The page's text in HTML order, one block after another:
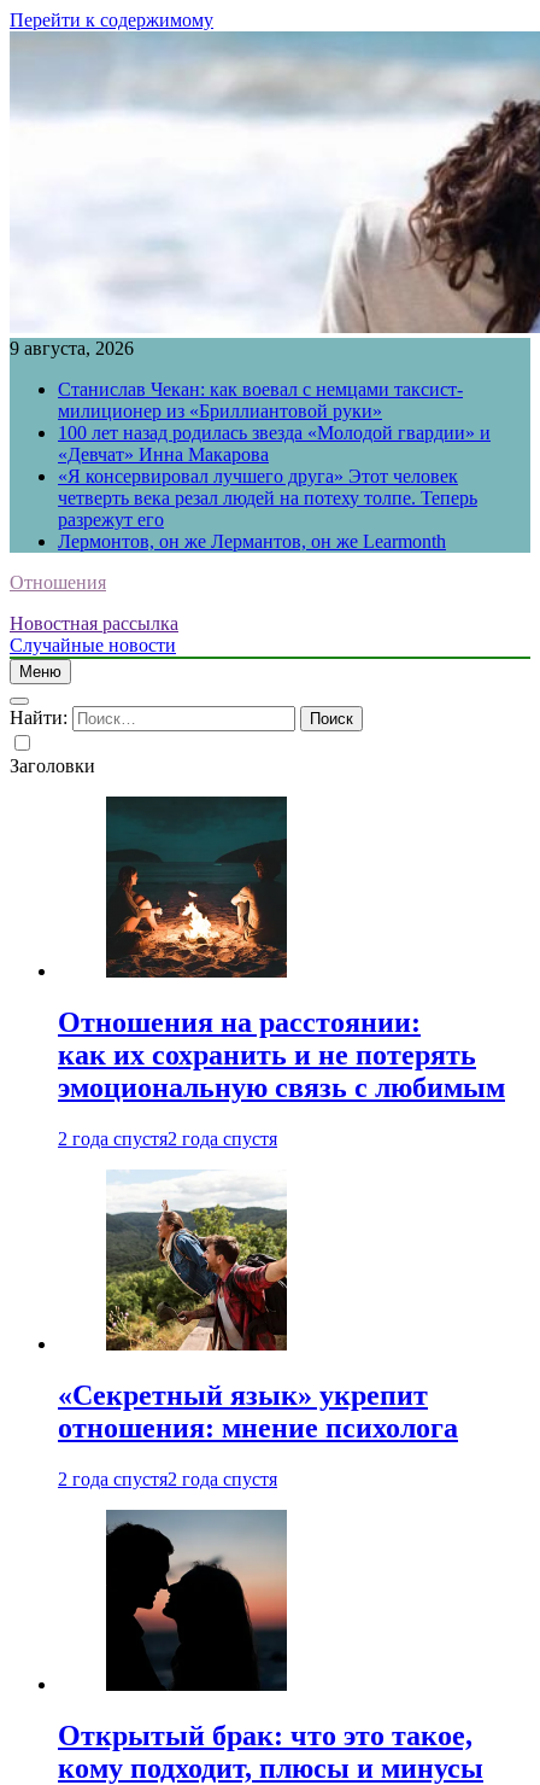
Перейти к содержимому
9 августа, 2026
Станислав Чекан: как воевал с немцами таксист-
милиционер из «Бриллиантовой руки»
100 лет назад родилась звезда «Молодой гвардии» и
«Девчат» Инна Макарова
«Я консервировал лучшего друга» Этот человек
четверть века резал людей на потеху толпе. Теперь
разрежут его
Лермонтов, он же Лермантов, он же Learmonth
Отношения
Новостная рассылка
Случайные новости
Меню
Найти:
Заголовки
Отношения на расстоянии:
как их сохранить и не потерять
эмоциональную связь с любимым
2 года спустя2 года спустя
«Секретный язык» укрепит
отношения: мнение психолога
2 года спустя2 года спустя
Открытый брак: что это такое,
кому подходит, плюсы и минусы